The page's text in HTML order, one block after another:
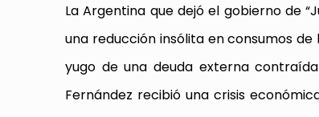
La Argentina que dejó el gobierno de
una reducción insólita en consumos
yugo de una deuda externa
Fernández recibió una crisis